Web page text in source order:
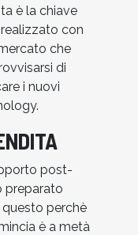
è la chiave
con
che
di
i nuovi
post-
preparato
perchè
è a metà